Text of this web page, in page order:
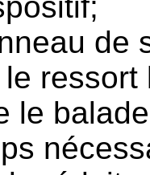
de
le